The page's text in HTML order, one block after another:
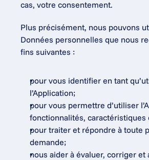
cas, votre consentement.
Plus précisément, nous pouvons
Données personnelles que nous
fins suivantes :
pour vous identifier en tant
l’Application;
pour vous permettre d’utiliser
fonctionnalités, caractéristiques
pour traiter et répondre à toute
demande;
nous aider à évaluer, corriger et